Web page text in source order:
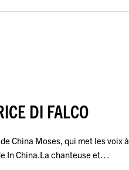
DI FALCO
China Moses, qui met les voix à
In China.La chanteuse et…